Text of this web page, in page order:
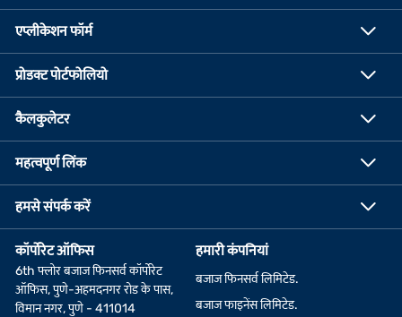
एप्लीकेशन फॉर्म
प्रोडक्ट पोर्टफोलियो
कैलकुलेटर
महत्वपूर्ण लिंक
हमसे संपर्क करें
कॉर्पोरेट ऑफिस
6th फ्लोर बजाज फिनसर्व कॉर्पोरेट
ऑफिस, पुणे-अहमदनगर रोड के पास,
विमान नगर, पुणे - 411014
हमारी कंपनियां
बजाज फिनसर्व लिमिटेड.
बजाज फाइनेंस लिमिटेड.